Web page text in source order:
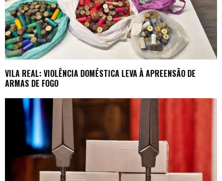
VILA REAL: VIOLÊNCIA DOMÉSTICA LEVA À APREENSÃO DE
ARMAS DE FOGO